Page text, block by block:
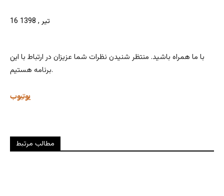
16 تیر , 1398
با ما همراه باشید. منتظر شنیدن نظرات شما عزیزان در ارتباط با این
برنامه هستیم.
یوتیوب
مطالب مرتبط